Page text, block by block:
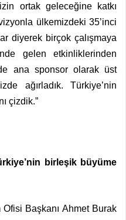
ortak geleceğine katkı
ülkemizdeki 35’inci
diyerek birçok çalışmaya
gelen etkinliklerinden
ana sponsor olarak üst
ağırladık. Türkiye’nin
çizdik.”
birleşik büyüme
Ofisi Başkanı Ahmet Burak